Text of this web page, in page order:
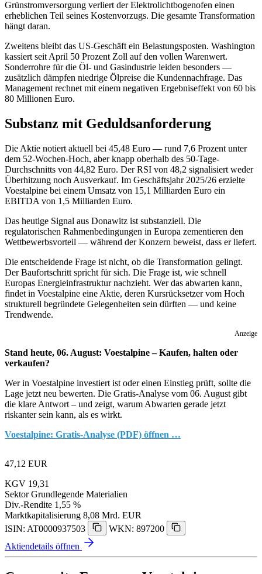
Grünstromversorgung verliert der Elektrolichtbogenofen einen
erheblichen Teil seines Kostenvorzugs. Die gesamte Transformation
hängt daran.
Zweitens bleibt das US-Geschäft ein Belastungsposten. Washington
kassiert seit April 50 Prozent Zoll auf den vollen Warenwert.
Sonderrohre für die Öl- und Gasindustrie leiden besonders —
zusätzlich dämpfen niedrige Ölpreise die Kundennachfrage. Das
Management rechnet mit einem negativen Ergebniseffekt von 60 bis
80 Millionen Euro.
Substanz mit Geduldsanforderung
Die Aktie notiert aktuell bei 45,48 Euro — rund 7,6 Prozent unter
dem 52-Wochen-Hoch, aber knapp oberhalb des 50-Tage-
Durchschnitts von 44,82 Euro. Der RSI von 48,2 signalisiert weder
Überhitzung noch Ausverkauf. Im Geschäftsjahr 2025/26 erzielte
Voestalpine bei einem Umsatz von 15,1 Milliarden Euro ein
EBITDA von 1,5 Milliarden Euro.
Das heutige Signal aus Donawitz ist substanziell. Die
regulatorischen Rahmenbedingungen in Europa zementieren den
Wettbewerbsvorteil — während der Konzern beweist, dass er liefert.
Die entscheidende Frage ist nicht, ob die Transformation gelingt.
Der Baufortschritt spricht für sich. Die Frage ist, wie schnell
Europas Energieinfrastruktur nachzieht. Wer das abwarten kann,
findet in Voestalpine eine Aktie, deren Kursrücksetzer vom Hoch
strukturell begründete Gelegenheiten sein dürften — und keine
Trendwende.
Anzeige
Stand heute, 06. August: Voestalpine – Kaufen, halten oder
verkaufen?
Wer in Voestalpine investiert ist oder einen Einstieg prüft, sollte die
Lage jetzt neu bewerten. Die Gratis-Analyse vom 06. August gibt
die klare Antwort – und zeigt, warum Abwarten gerade jetzt
riskanter sein kann, als es wirkt.
Voestalpine: Gratis-Analyse (PDF) öffnen …
47,12 EUR
KGV 19,31
Sektor Grundlegende Materialien
Div.-Rendite 1,55 %
Marktkapitalisierung 8,08 Mrd. EUR
ISIN: AT0000937503
WKN: 897200
Aktiendetails öffnen